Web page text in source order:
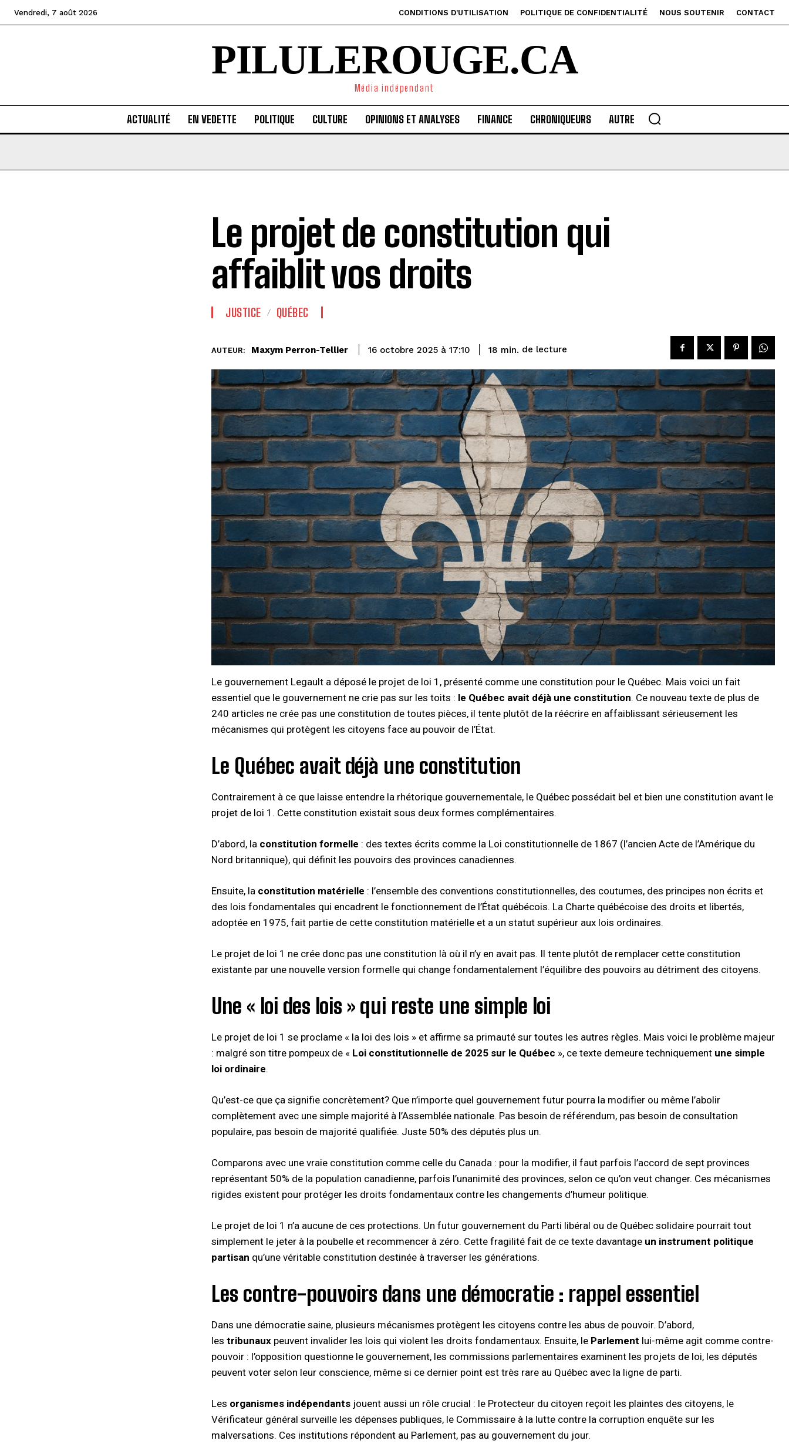
Vendredi, 7 août 2026 CONDITIONS D’UTILISATION POLITIQUE DE CONFIDENTIALITÉ NOUS SOUTENIR CONTACT
PILULEROUGE.CA
Média indépendant
ACTUALITÉ EN VEDETTE POLITIQUE CULTURE OPINIONS ET ANALYSES FINANCE CHRONIQUEURS AUTRE
Le projet de constitution qui
affaiblit vos droits
JUSTICE QUÉBEC
AUTEUR: Maxym Perron-Tellier 16 octobre 2025 à 17:10 18 min. de lecture
Le gouvernement Legault a déposé le projet de loi 1, présenté comme une constitution pour le Québec. Mais voici un fait
essentiel que le gouvernement ne crie pas sur les toits : le Québec avait déjà une constitution. Ce nouveau texte de plus de
240 articles ne crée pas une constitution de toutes pièces, il tente plutôt de la réécrire en affaiblissant sérieusement les
mécanismes qui protègent les citoyens face au pouvoir de l’État.​
Le Québec avait déjà une constitution
Contrairement à ce que laisse entendre la rhétorique gouvernementale, le Québec possédait bel et bien une constitution avant le
projet de loi 1. Cette constitution existait sous deux formes complémentaires.​
D’abord, la constitution formelle : des textes écrits comme la Loi constitutionnelle de 1867 (l’ancien Acte de l’Amérique du
Nord britannique), qui définit les pouvoirs des provinces canadiennes.
Ensuite, la constitution matérielle : l’ensemble des conventions constitutionnelles, des coutumes, des principes non écrits et
des lois fondamentales qui encadrent le fonctionnement de l’État québécois. La Charte québécoise des droits et libertés,
adoptée en 1975, fait partie de cette constitution matérielle et a un statut supérieur aux lois ordinaires.​
Le projet de loi 1 ne crée donc pas une constitution là où il n’y en avait pas. Il tente plutôt de remplacer cette constitution
existante par une nouvelle version formelle qui change fondamentalement l’équilibre des pouvoirs au détriment des citoyens.
Une « loi des lois » qui reste une simple loi
Le projet de loi 1 se proclame « la loi des lois » et affirme sa primauté sur toutes les autres règles. Mais voici le problème majeur
: malgré son titre pompeux de « Loi constitutionnelle de 2025 sur le Québec », ce texte demeure techniquement une simple
loi ordinaire.​
Qu’est-ce que ça signifie concrètement? Que n’importe quel gouvernement futur pourra la modifier ou même l’abolir
complètement avec une simple majorité à l’Assemblée nationale. Pas besoin de référendum, pas besoin de consultation
populaire, pas besoin de majorité qualifiée. Juste 50% des députés plus un.​
Comparons avec une vraie constitution comme celle du Canada : pour la modifier, il faut parfois l’accord de sept provinces
représentant 50% de la population canadienne, parfois l’unanimité des provinces, selon ce qu’on veut changer. Ces mécanismes
rigides existent pour protéger les droits fondamentaux contre les changements d’humeur politique.​
Le projet de loi 1 n’a aucune de ces protections. Un futur gouvernement du Parti libéral ou de Québec solidaire pourrait tout
simplement le jeter à la poubelle et recommencer à zéro. Cette fragilité fait de ce texte davantage un instrument politique
partisan qu’une véritable constitution destinée à traverser les générations.​
Les contre-pouvoirs dans une démocratie : rappel essentiel
Dans une démocratie saine, plusieurs mécanismes protègent les citoyens contre les abus de pouvoir. D’abord,
les tribunaux peuvent invalider les lois qui violent les droits fondamentaux. Ensuite, le Parlement lui-même agit comme contre-
pouvoir : l’opposition questionne le gouvernement, les commissions parlementaires examinent les projets de loi, les députés
peuvent voter selon leur conscience, même si ce dernier point est très rare au Québec avec la ligne de parti.
Les organismes indépendants jouent aussi un rôle crucial : le Protecteur du citoyen reçoit les plaintes des citoyens, le
Vérificateur général surveille les dépenses publiques, le Commissaire à la lutte contre la corruption enquête sur les
malversations. Ces institutions répondent au Parlement, pas au gouvernement du jour.